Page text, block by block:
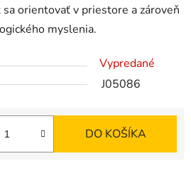
orientovať v priestore a zároveň
myslenia.
Vypredané
J05086
DO KOŠÍKA